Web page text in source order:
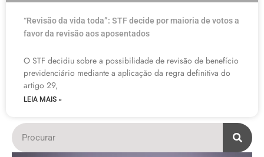
“Revisão da vida toda”: STF decide por maioria de votos a
favor da revisão aos aposentados
O STF decidiu sobre a possibilidade de revisão de benefício
previdenciário mediante a aplicação da regra definitiva do
artigo 29,
LEIA MAIS »